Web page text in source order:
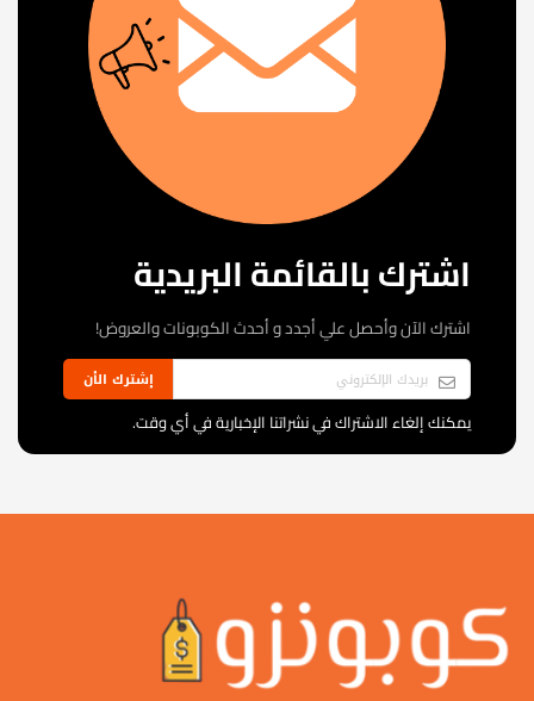
اشترك بالقائمة البريدية
اشترك الآن وأحصل علي أجدد و أحدث الكوبونات والعروض!
إشترك الأن
يمكنك إلغاء الاشتراك في نشراتنا الإخبارية في أي وقت.